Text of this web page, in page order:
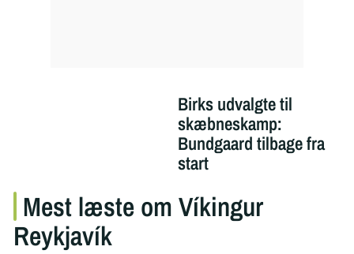
Birks udvalgte til
skæbneskamp:
Bundgaard tilbage fra
start
Mest læste om Víkingur
Reykjavík